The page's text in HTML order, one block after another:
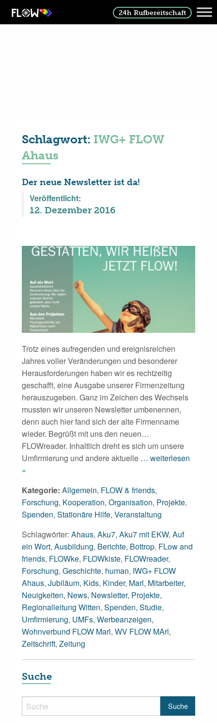
24h Rufbereitschaft
Schlagwort: IWG+ FLOW
Ahaus
Der neue Newsletter ist da!
Veröffentlicht:
12. Dezember 2016
Trotz eines aufregenden und ereignisreichen
Jahres voller Veränderungen und besonderer
Herausforderungen haben wir es rechtzeitig
geschafft, eine Ausgabe unserer Firmenzeitung
herauszugeben. Ganz im Zeichen des Wechsels
mussten wir unseren Newsletter umbenennen,
denn auch hier fand sich der alte Firmenname
wieder. Begrüßt mit uns den neuen…
FLOWreader. Inhaltlich dreht es sich um unsere
Umfirmierung und andere aktuelle … weiterlesen
»
Kategorie: Allgemein, FLOW & friends,
Forschung, Kooperation, Organisation, Projekte,
Spenden, Stationäre Hilfe, Veranstaltung
Schlagwörter: Ahaus, Aku7, Aku7 mit EKW, Auf
ein Wort, Ausbildung, Berichte, Bottrop, FLow and
friends, FLOWke, FLOWkiste, FLOWreader,
Forschung, Geschichte, human, IWG+ FLOW
Ahaus, Jubiläum, Kids, Kinder, Marl, Mitarbeiter,
Neuigkeiten, News, Newsletter, Projekte,
Regionalleitung Witten, Spenden, Studie,
Umfirmierung, UMFs, Werbeanzeigen,
Wohnverbund FLOW Marl, WV FLOW MArl,
Zeitschrift, Zeitung
Suche